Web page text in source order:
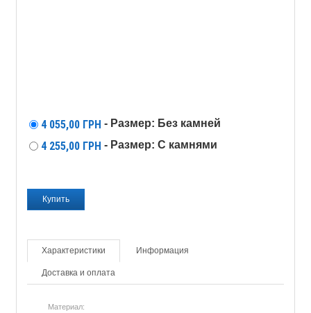
4 055,00 ГРН - Размер: Без камней
4 255,00 ГРН - Размер: С камнями
Характеристики Информация
Доставка и оплата
Материал: